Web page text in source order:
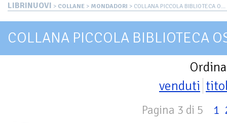
LIBRINUOVI > COLLANE > MONDADORI > COLLANA PICCOLA BIBLIOTECA O...
COLLANA PICCOLA BIBLIOTECA
venduti
Pagina 3 di 5 1